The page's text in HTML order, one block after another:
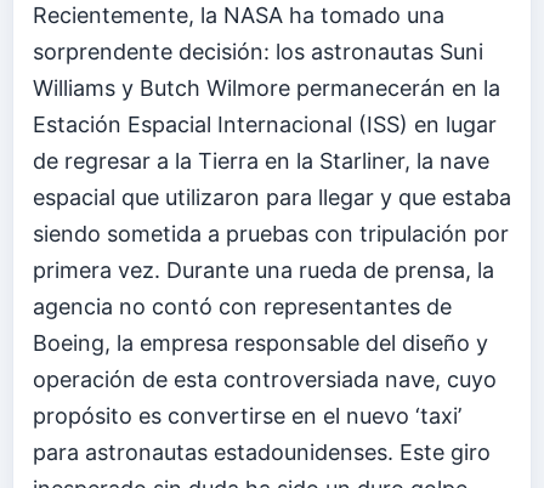
Recientemente, la NASA ha tomado una
sorprendente decisión: los astronautas Suni
Williams y Butch Wilmore permanecerán en la
Estación Espacial Internacional (ISS) en lugar
de regresar a la Tierra en la Starliner, la nave
espacial que utilizaron para llegar y que estaba
siendo sometida a pruebas con tripulación por
primera vez. Durante una rueda de prensa, la
agencia no contó con representantes de
Boeing, la empresa responsable del diseño y
operación de esta controversiada nave, cuyo
propósito es convertirse en el nuevo ‘taxi’
para astronautas estadounidenses. Este giro